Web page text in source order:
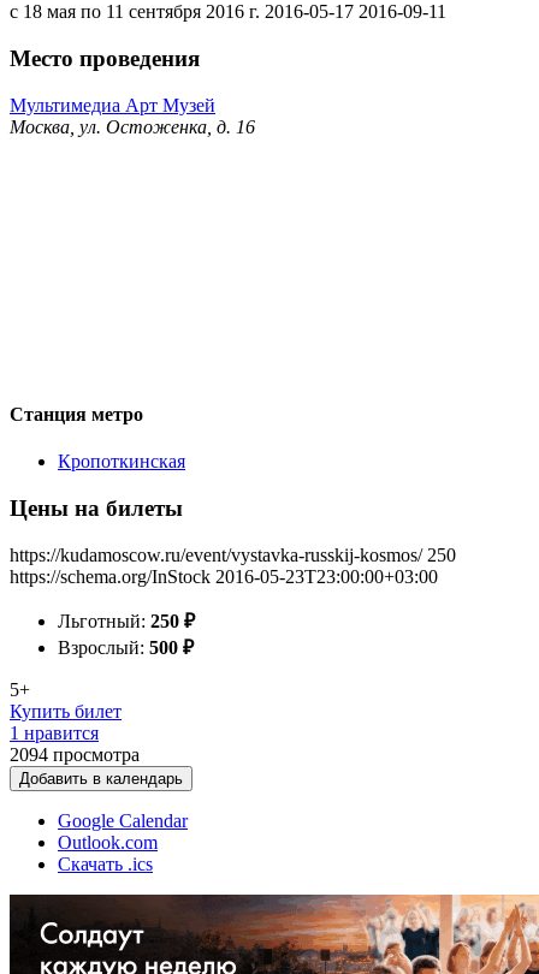
с 18 мая по 11 сентября 2016 г. 2016-05-17 2016-09-11
Место проведения
Мультимедиа Арт Музей
Москва, ул. Остоженка, д. 16
Станция метро
Кропоткинская
Цены на билеты
https://kudamoscow.ru/event/vystavka-russkij-kosmos/ 250
https://schema.org/InStock 2016-05-23T23:00:00+03:00
Льготный: 250 ₽
Взрослый: 500 ₽
5+
Купить билет
1 нравится
2094 просмотра
Добавить в календарь
Google Calendar
Outlook.com
Скачать .ics